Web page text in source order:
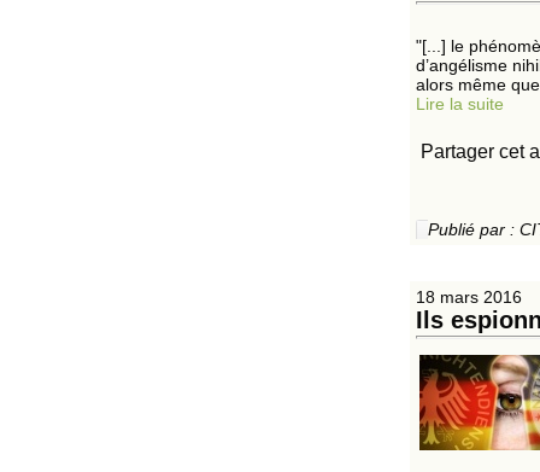
"[...] le
d’angélisme
alors même
Lire la suite
Partager cet
Publié par :
18 mars 2016
Ils